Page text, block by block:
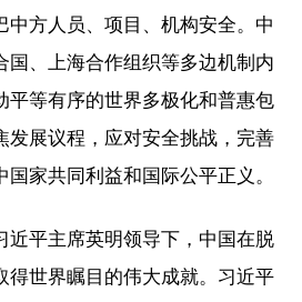
中方人员、项目、机构安全。中
国、上海合作组织等多边机制内
平等有序的世界多极化和普惠包
发展议程，应对安全挑战，完善
家共同利益和国际公平正义。
近平主席英明领导下，中国在脱
得世界瞩目的伟大成就。习近平